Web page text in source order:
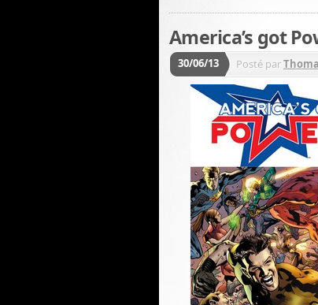
America’s got
30/06/13 Posté par